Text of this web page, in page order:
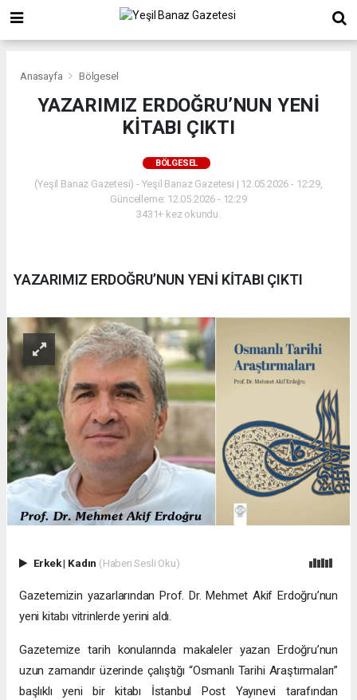
Anasayfa Bölgesel
YAZARIMIZ ERDOĞRU’NUN YENİ
KİTABI ÇIKTI
BÖLGESEL
(Yeşil Banaz Gazetesi) - Yeşil Banaz Gazetesi | 12.05.2026 - 12:29,
Güncelleme: 12.05.2026 - 12:29
3431+ kez okundu.
YAZARIMIZ ERDOĞRU’NUN YENİ KİTABI ÇIKTI
Erkek| Kadın (Haberi Sesli Oku)
Gazetemizin yazarlarından Prof. Dr. Mehmet Akif Erdoğru’nun
yeni kitabı vitrinlerde yerini aldı.
Gazetemize tarih konularında makaleler yazan Erdoğru’nun
uzun zamandır üzerinde çalıştığı “Osmanlı Tarihi Araştırmaları”
başlıklı yeni bir kitabı İstanbul Post Yayınevi tarafından